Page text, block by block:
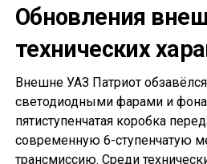
Обновления
технических
Внешне УАЗ Патриот
светодиодными фарами и
пятиступенчатая коробка
современную 6-ступенчатую
трансмиссию. Среди